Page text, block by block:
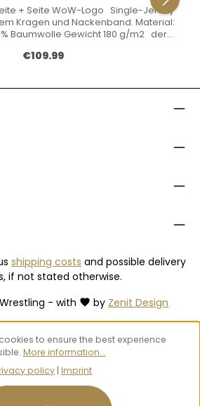
+ Seite WoW-Logo Single-Jersey
Kragen und Nackenband. Material:
Baumwolle Gewicht 180 g/m2 der
beim Kauf von 30 Stück )
Regular price:
€109.99
- with by Zenit Design
shipping costs and possible delivery
if not stated otherwise.
to ensure the best experience
More information...
policy | Imprint